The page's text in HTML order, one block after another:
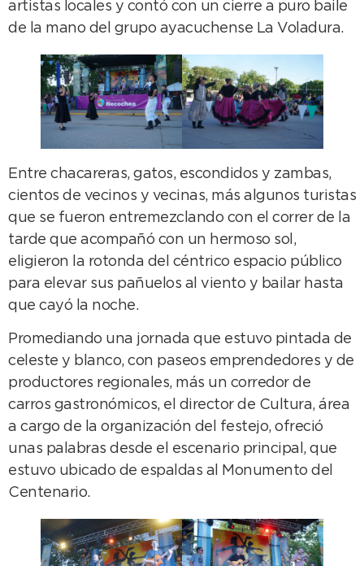
artistas locales y contó con un cierre a puro baile
de la mano del grupo ayacuchense La Voladura.
Entre chacareras, gatos, escondidos y zambas,
cientos de vecinos y vecinas, más algunos turistas
que se fueron entremezclando con el correr de la
tarde que acompañó con un hermoso sol,
eligieron la rotonda del céntrico espacio público
para elevar sus pañuelos al viento y bailar hasta
que cayó la noche.
Promediando una jornada que estuvo pintada de
celeste y blanco, con paseos emprendedores y de
productores regionales, más un corredor de
carros gastronómicos, el director de Cultura, área
a cargo de la organización del festejo, ofreció
unas palabras desde el escenario principal, que
estuvo ubicado de espaldas al Monumento del
Centenario.